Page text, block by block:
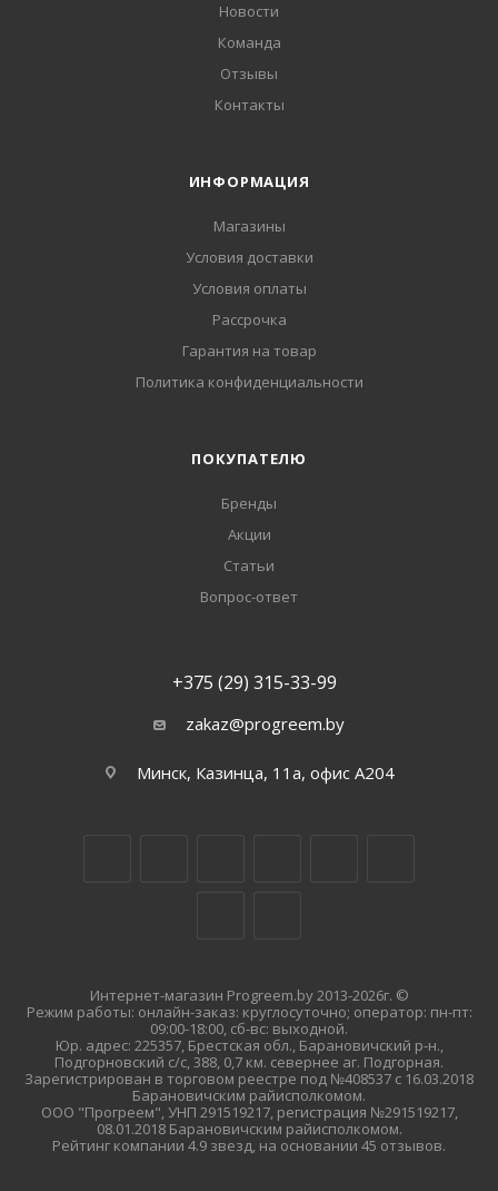
Новости
Команда
Отзывы
Контакты
ИНФОРМАЦИЯ
Магазины
Условия доставки
Условия оплаты
Рассрочка
Гарантия на товар
Политика конфиденциальности
ПОКУПАТЕЛЮ
Бренды
Акции
Статьи
Вопрос-ответ
+375 (29) 315-33-99
zakaz@progreem.by
Минск, Казинца, 11а, офис А204
Интернет-магазин Progreem.by 2013-2026г. ©
Режим работы: онлайн-заказ: круглосуточно; оператор: пн-пт:
09:00-18:00, сб-вс: выходной.
Юр. адрес: 225357, Брестская обл., Барановичский р-н.,
Подгорновский с/с, 388, 0,7 км. севернее аг. Подгорная.
Зарегистрирован в торговом реестре под №408537 с 16.03.2018
Барановичским райисполкомом.
ООО "Прогреем", УНП 291519217, регистрация №291519217,
08.01.2018 Барановичским райисполкомом.
Рейтинг компании 4.9 звезд, на основании 45 отзывов.